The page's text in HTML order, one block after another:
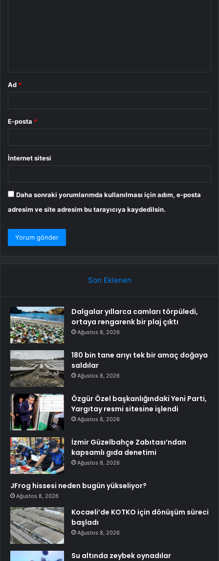
Ad *
E-posta *
İnternet sitesi
Daha sonraki yorumlarımda kullanılması için adım, e-posta
adresim ve site adresim bu tarayıcıya kaydedilsin.
Son Eklenen
Dalgalar yıllarca camları törpüledi,
ortaya rengarenk bir plaj çıktı
Ağustos 8, 2026
180 bin tane arıyı tek bir amaç doğaya
saldılar
Ağustos 8, 2026
Özgür Özel başkanlığındaki Yeni Parti,
Yargıtay resmi sitesine işlendi
Ağustos 8, 2026
İzmir Güzelbahçe Zabıtası’ndan
kapsamlı gıda denetimi
Ağustos 8, 2026
JFrog hissesi neden bugün yükseliyor?
Ağustos 8, 2026
Kocaeli’de KOTKO için dönüşüm süreci
başladı
Ağustos 8, 2026
Su altında zeybek oynadılar